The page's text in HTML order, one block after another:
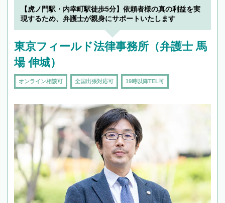
【虎ノ門駅・内幸町駅徒歩5分】依頼者様の真の利益を実
現するため、弁護士が親身にサポートいたします
東京フィールド法律事務所（弁護士 馬
場 伸城）
オンライン相談可 全国出張対応可 19時以降TEL可